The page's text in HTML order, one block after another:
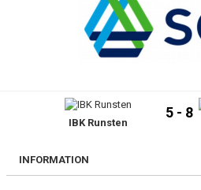
BILDGALLERI
IBK Runsten
5 - 8
INFORMATION